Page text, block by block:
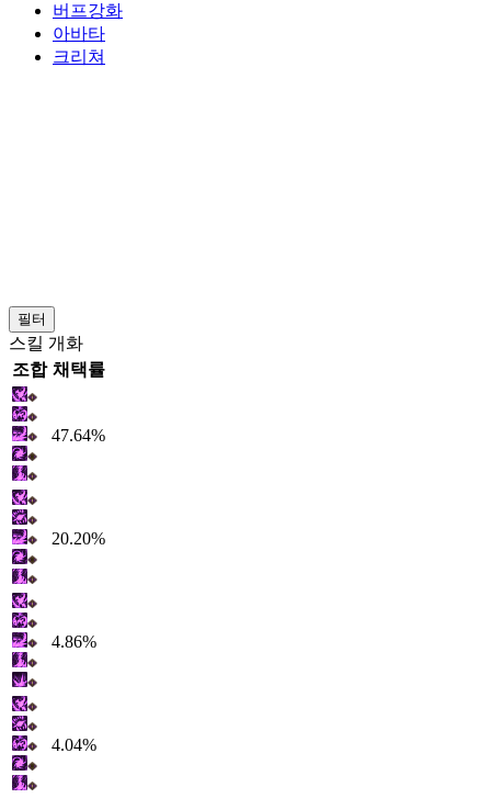
버프강화
아바타
크리쳐
필터
스킬 개화
조합 채택률
47.64%
20.20%
4.86%
4.04%